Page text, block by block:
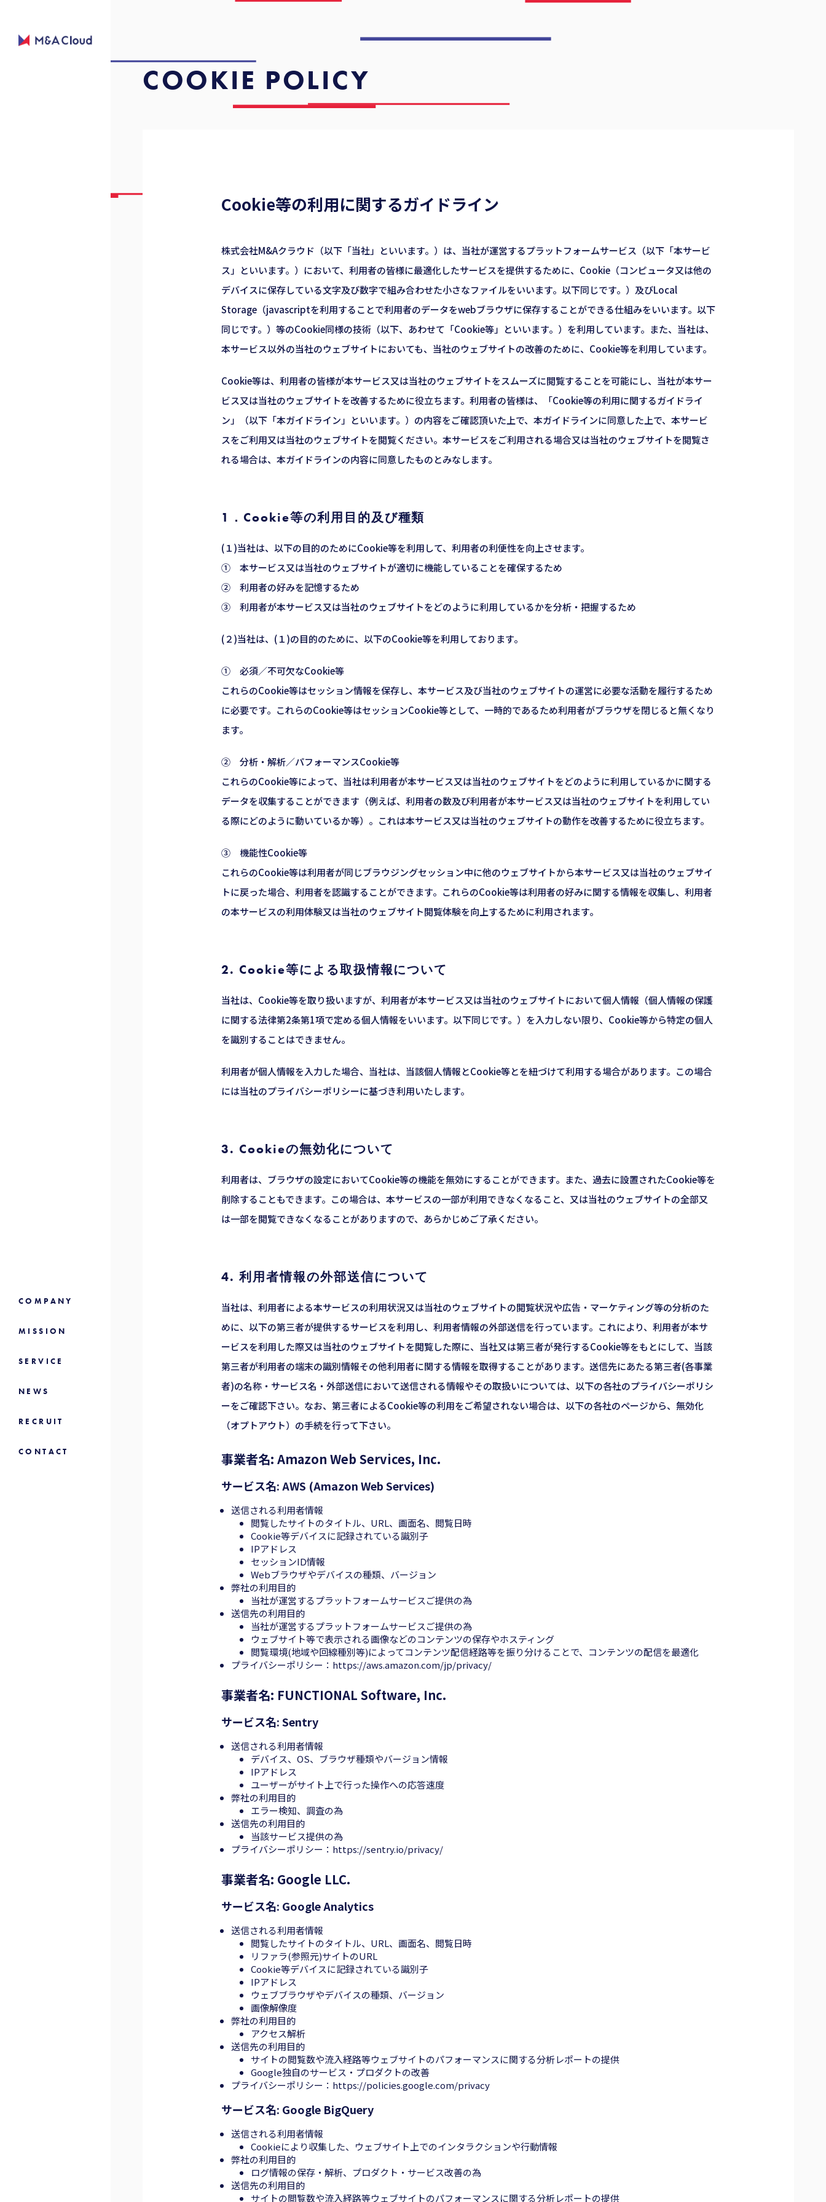
COOKIE POLICY
Cookie等の利用に関するガイドライン
株式会社M&Aクラウド（以下「当社」といいます。）は、当社が運営するプラットフォームサービス（以下「本サービ
ス」といいます。）において、利用者の皆様に最適化したサービスを提供するために、Cookie（コンピュータ又は他の
デバイスに保存している文字及び数字で組み合わせた小さなファイルをいいます。以下同じです。）及びLocal
Storage（javascriptを利用することで利用者のデータをwebブラウザに保存することができる仕組みをいいます。以下
同じです。）等のCookie同様の技術（以下、あわせて「Cookie等」といいます。）を利用しています。また、当社は、
本サービス以外の当社のウェブサイトにおいても、当社のウェブサイトの改善のために、Cookie等を利用しています。
Cookie等は、利用者の皆様が本サービス又は当社のウェブサイトをスムーズに閲覧することを可能にし、当社が本サー
ビス又は当社のウェブサイトを改善するために役立ちます。利用者の皆様は、「Cookie等の利用に関するガイドライ
ン」（以下「本ガイドライン」といいます。）の内容をご確認頂いた上で、本ガイドラインに同意した上で、本サービ
スをご利用又は当社のウェブサイトを閲覧ください。本サービスをご利用される場合又は当社のウェブサイトを閲覧さ
れる場合は、本ガイドラインの内容に同意したものとみなします。
1．Cookie等の利用目的及び種類
(１)当社は、以下の目的のためにCookie等を利用して、利用者の利便性を向上させます。
① 本サービス又は当社のウェブサイトが適切に機能していることを確保するため
② 利用者の好みを記憶するため
③ 利用者が本サービス又は当社のウェブサイトをどのように利用しているかを分析・把握するため
(２)当社は、(１)の目的のために、以下のCookie等を利用しております。
① 必須／不可欠なCookie等
これらのCookie等はセッション情報を保存し、本サービス及び当社のウェブサイトの運営に必要な活動を履行するため
に必要です。これらのCookie等はセッションCookie等として、一時的であるため利用者がブラウザを閉じると無くなり
ます。
② 分析・解析／パフォーマンスCookie等
これらのCookie等によって、当社は利用者が本サービス又は当社のウェブサイトをどのように利用しているかに関する
データを収集することができます（例えば、利用者の数及び利用者が本サービス又は当社のウェブサイトを利用してい
る際にどのように動いているか等）。これは本サービス又は当社のウェブサイトの動作を改善するために役立ちます。
③ 機能性Cookie等
これらのCookie等は利用者が同じブラウジングセッション中に他のウェブサイトから本サービス又は当社のウェブサイ
トに戻った場合、利用者を認識することができます。これらのCookie等は利用者の好みに関する情報を収集し、利用者
の本サービスの利用体験又は当社のウェブサイト閲覧体験を向上するために利用されます。
2. Cookie等による取扱情報について
当社は、Cookie等を取り扱いますが、利用者が本サービス又は当社のウェブサイトにおいて個人情報（個人情報の保護
に関する法律第2条第1項で定める個人情報をいいます。以下同じです。）を入力しない限り、Cookie等から特定の個人
を識別することはできません。
利用者が個人情報を入力した場合、当社は、当該個人情報とCookie等とを紐づけて利用する場合があります。この場合
には当社のプライバシーポリシーに基づき利用いたします。
3. Cookieの無効化について
利用者は、ブラウザの設定においてCookie等の機能を無効にすることができます。また、過去に設置されたCookie等を
削除することもできます。この場合は、本サービスの一部が利用できなくなること、又は当社のウェブサイトの全部又
は一部を閲覧できなくなることがありますので、あらかじめご了承ください。
4. 利用者情報の外部送信について
当社は、利用者による本サービスの利用状況又は当社のウェブサイトの閲覧状況や広告・マーケティング等の分析のた
めに、以下の第三者が提供するサービスを利用し、利用者情報の外部送信を行っています。これにより、利用者が本サ
ービスを利用した際又は当社のウェブサイトを閲覧した際に、当社又は第三者が発行するCookie等をもとにして、当該
第三者が利用者の端末の識別情報その他利用者に関する情報を取得することがあります。送信先にあたる第三者(各事業
者)の名称・サービス名・外部送信において送信される情報やその取扱いについては、以下の各社のプライバシーポリシ
ーをご確認下さい。なお、第三者によるCookie等の利用をご希望されない場合は、以下の各社のページから、無効化
（オプトアウト）の手続を行って下さい。
事業者名: Amazon Web Services, Inc.
サービス名: AWS (Amazon Web Services)
送信される利用者情報
閲覧したサイトのタイトル、URL、画面名、閲覧日時
Cookie等デバイスに記録されている識別子
IPアドレス
セッションID情報
Webブラウザやデバイスの種類、バージョン
弊社の利用目的
当社が運営するプラットフォームサービスご提供の為
送信先の利用目的
当社が運営するプラットフォームサービスご提供の為
ウェブサイト等で表示される画像などのコンテンツの保存やホスティング
閲覧環境(地域や回線種別等)によってコンテンツ配信経路等を振り分けることで、コンテンツの配信を最適化
プライバシーポリシー： https://aws.amazon.com/jp/privacy/
事業者名: FUNCTIONAL Software, Inc.
サービス名: Sentry
送信される利用者情報
デバイス、OS、ブラウザ種類やバージョン情報
IPアドレス
ユーザーがサイト上で行った操作への応答速度
弊社の利用目的
エラー検知、調査の為
送信先の利用目的
当該サービス提供の為
プライバシーポリシー： https://sentry.io/privacy/
事業者名: Google LLC.
サービス名: Google Analytics
送信される利用者情報
閲覧したサイトのタイトル、URL、画面名、閲覧日時
リファラ(参照元)サイトのURL
Cookie等デバイスに記録されている識別子
IPアドレス
ウェブブラウザやデバイスの種類、バージョン
画像解像度
弊社の利用目的
アクセス解析
送信先の利用目的
サイトの閲覧数や流入経路等ウェブサイトのパフォーマンスに関する分析レポートの提供
Google独自のサービス・プロダクトの改善
プライバシーポリシー： https://policies.google.com/privacy
サービス名: Google BigQuery
送信される利用者情報
Cookieにより収集した、ウェブサイト上でのインタラクションや行動情報
弊社の利用目的
ログ情報の保存・解析、プロダクト・サービス改善の為
送信先の利用目的
サイトの閲覧数や流入経路等ウェブサイトのパフォーマンスに関する分析レポートの提供
COMPANY
MISSION
SERVICE
NEWS
RECRUIT
CONTACT